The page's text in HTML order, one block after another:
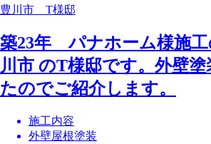
豊川市 T様邸
築23年 パナホーム様施工
川市 のT様邸です。外壁
たのでご紹介します。
施工内容
外壁屋根塗装